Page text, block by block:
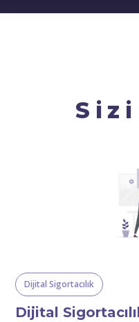
Dijital Sigortacılık
Dijital